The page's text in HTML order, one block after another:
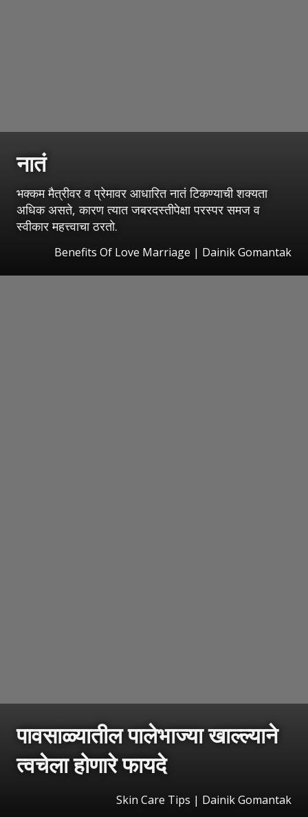
नातं
भक्कम मैत्रीवर व प्रेमावर आधारित नातं टिकण्याची शक्यता
अधिक असते, कारण त्यात जबरदस्तीपेक्षा परस्पर समज व
स्वीकार महत्त्वाचा ठरतो.
Benefits Of Love Marriage | Dainik Gomantak
पावसाळ्यातील पालेभाज्या खाल्ल्याने
त्वचेला होणारे फायदे
Skin Care Tips | Dainik Gomantak